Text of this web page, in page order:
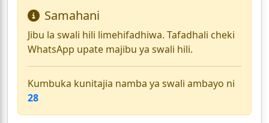
Samahani
Jibu la swali hili limehifadhiwa. Tafadhali cheki
WhatsApp upate majibu ya swali hili.
Kumbuka kunitajia namba ya swali ambayo ni
28